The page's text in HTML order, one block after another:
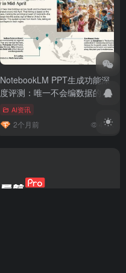
NotebookLM PPT生成功能深
度评测：唯一不会编数据的AI
做PPT工具
AI资讯
2个月前 4.6K